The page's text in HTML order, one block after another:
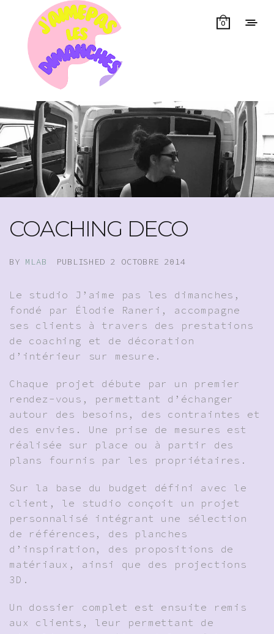
0
COACHING DECO
BY MLAB PUBLISHED 2 OCTOBRE 2014
Le studio J’aime pas les dimanches,
fondé par Élodie Raneri, accompagne
ses clients à travers des prestations
de coaching et de décoration
d’intérieur sur mesure.
Chaque projet débute par un premier
rendez-vous, permettant d’échanger
autour des besoins, des contraintes et
des envies. Une prise de mesures est
réalisée sur place ou à partir des
plans fournis par les propriétaires.
Sur la base du budget défini avec le
client, le studio conçoit un projet
personnalisé intégrant une sélection
de références, des planches
d’inspiration, des propositions de
matériaux, ainsi que des projections
3D.
Un dossier complet est ensuite remis
aux clients, leur permettant de